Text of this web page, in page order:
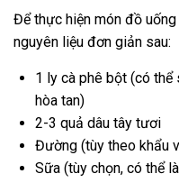
Để thực hiện món đồ
nguyên liệu đơn giản sau:
1 ly cà phê bột (có
hòa tan)
2-3 quả dâu tây tươi
Đường (tùy theo khẩu
Sữa (tùy chọn, có thể